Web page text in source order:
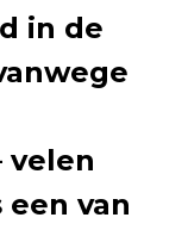
in de
velen
van